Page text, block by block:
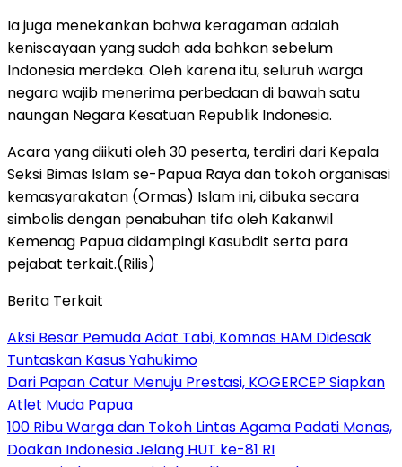
Ia juga menekankan bahwa keragaman adalah
keniscayaan yang sudah ada bahkan sebelum
Indonesia merdeka. Oleh karena itu, seluruh warga
negara wajib menerima perbedaan di bawah satu
naungan Negara Kesatuan Republik Indonesia.
Acara yang diikuti oleh 30 peserta, terdiri dari Kepala
Seksi Bimas Islam se-Papua Raya dan tokoh organisasi
kemasyarakatan (Ormas) Islam ini, dibuka secara
simbolis dengan penabuhan tifa oleh Kakanwil
Kemenag Papua didampingi Kasubdit serta para
pejabat terkait.(Rilis)
Berita Terkait
Aksi Besar Pemuda Adat Tabi, Komnas HAM Didesak
Tuntaskan Kasus Yahukimo
Dari Papan Catur Menuju Prestasi, KOGERCEP Siapkan
Atlet Muda Papua
100 Ribu Warga dan Tokoh Lintas Agama Padati Monas,
Doakan Indonesia Jelang HUT ke-81 RI